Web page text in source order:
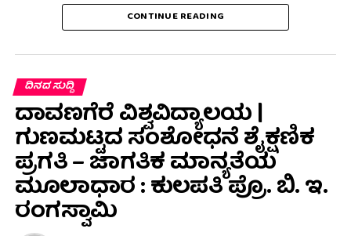
CONTINUE READING
ದಿನದ ಸುದ್ದಿ
ದಾವಣಗೆರೆ ವಿಶ್ವವಿದ್ಯಾಲಯ |
ಗುಣಮಟ್ಟದ ಸಂಶೋಧನೆ ಶೈಕ್ಷಣಿಕ
ಪ್ರಗತಿ – ಜಾಗತಿಕ ಮಾನ್ಯತೆಯ
ಮೂಲಾಧಾರ : ಕುಲಪತಿ ಪ್ರೊ. ಬಿ. ಇ.
ರಂಗಸ್ವಾಮಿ